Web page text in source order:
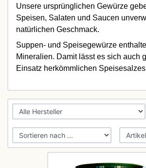
Unsere ursprünglichen Gewürze
Speisen, Salaten und Saucen
natürlichen Geschmack.
Suppen- und Speisegewürze
Mineralien. Damit lässt es sich auch
Einsatz herkömmlichen